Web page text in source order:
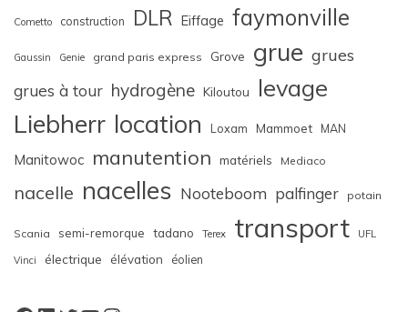
Cometto construction DLR Eiffage faymonville
Gaussin Genie grand paris express Grove grue grues
grues à tour hydrogène Kiloutou levage
Liebherr location Loxam Mammoet MAN
Manitowoc manutention matériels Mediaco
nacelle nacelles Nooteboom palfinger potain
Scania semi-remorque tadano Terex transport UFL
Vinci électrique élévation éolien